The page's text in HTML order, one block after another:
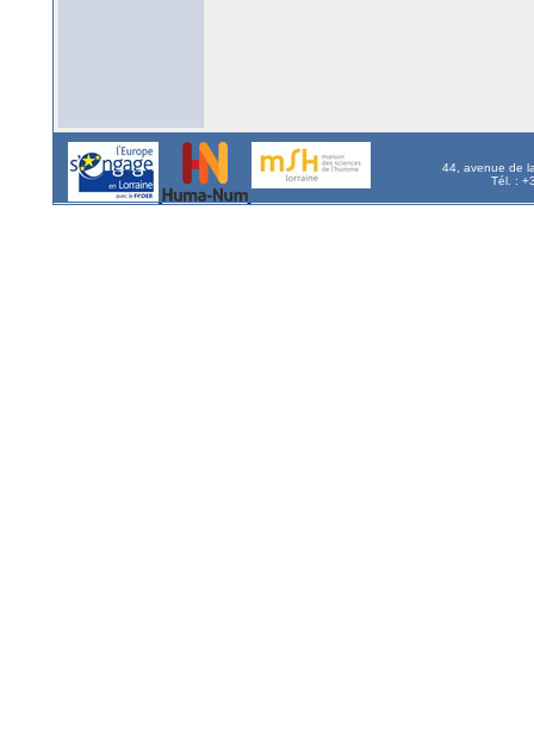
44, avenue de
Tél. :